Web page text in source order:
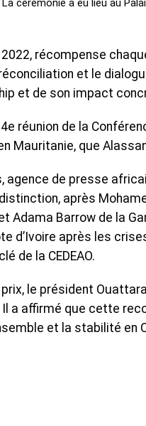
La cérémonie a eu lieu au
2022, récompense
et le
et de son impact
4e réunion de la
Mauritanie, que
agence de presse
après
Adama Barrow de la
d’Ivoire après les
de la CEDEAO.
le président
a affirmé que cette
et la stabilité en